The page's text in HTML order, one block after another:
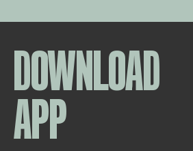
DOWNLOAD
APP